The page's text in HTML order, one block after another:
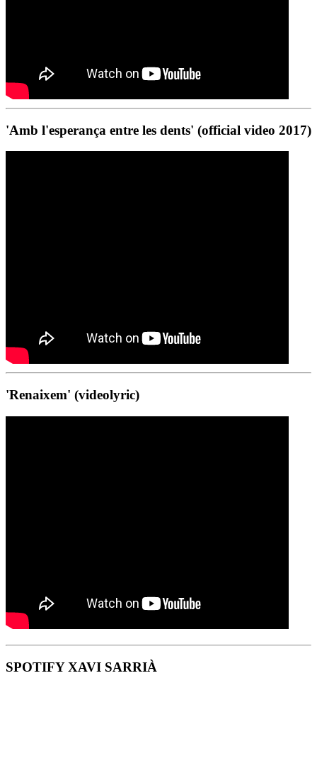
'Amb l'esperança entre les dents' (official video 2017)
'Renaixem' (videolyric)
SPOTIFY XAVI SARRIÀ